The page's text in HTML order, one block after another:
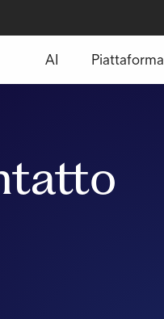
AI Piattaforma